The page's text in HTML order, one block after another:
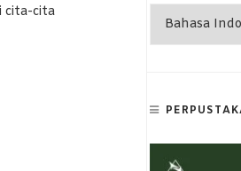
cita-cita